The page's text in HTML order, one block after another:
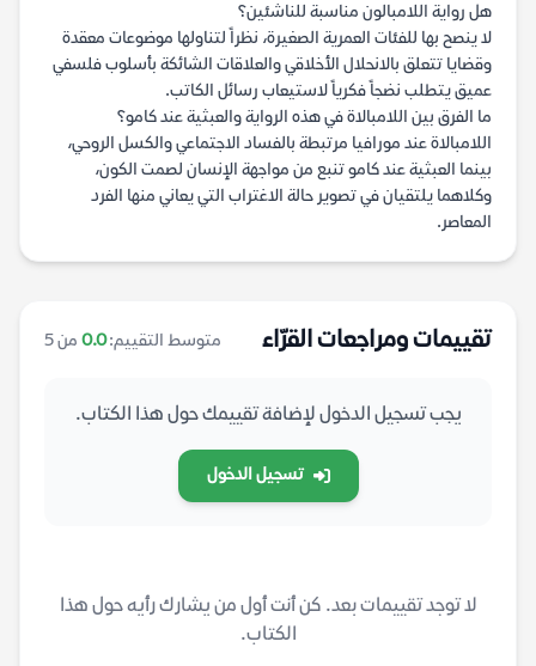
هل رواية اللامبالون مناسبة للناشئين؟
لا ينصح بها للفئات العمرية الصغيرة، نظراً لتناولها موضوعات معقدة
وقضايا تتعلق بالانحلال الأخلاقي والعلاقات الشائكة بأسلوب فلسفي
عميق يتطلب نضجاً فكرياً لاستيعاب رسائل الكاتب.
ما الفرق بين اللامبالاة في هذه الرواية والعبثية عند كامو؟
اللامبالاة عند مورافيا مرتبطة بالفساد الاجتماعي والكسل الروحي،
بينما العبثية عند كامو تنبع من مواجهة الإنسان لصمت الكون،
وكلاهما يلتقيان في تصوير حالة الاغتراب التي يعاني منها الفرد
المعاصر.
تقييمات ومراجعات القرّاء متوسط التقييم:0.0 من 5
يجب تسجيل الدخول لإضافة تقييمك حول هذا الكتاب.
تسجيل الدخول
لا توجد تقييمات بعد. كن أنت أول من يشارك رأيه حول هذا
الكتاب.